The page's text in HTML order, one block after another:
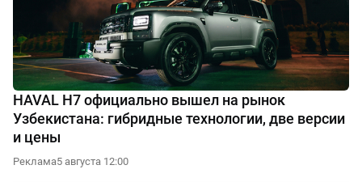
HAVAL H7 официально вышел на рынок
Узбекистана: гибридные технологии, две версии
и цены
Реклама5 августа 12:00